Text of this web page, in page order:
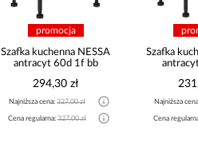
promocja
Szafka kuchenna NESSA
antracyt 60d 1f bb
294,30 zł
Najniższa cena: 327,00 zł
Cena regularna: 327,00 zł
Szafka
Najniższa
Cena